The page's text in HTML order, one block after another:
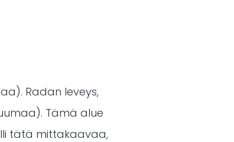
Radan leveys,
Tämä alue
tätä mittakaavaa,